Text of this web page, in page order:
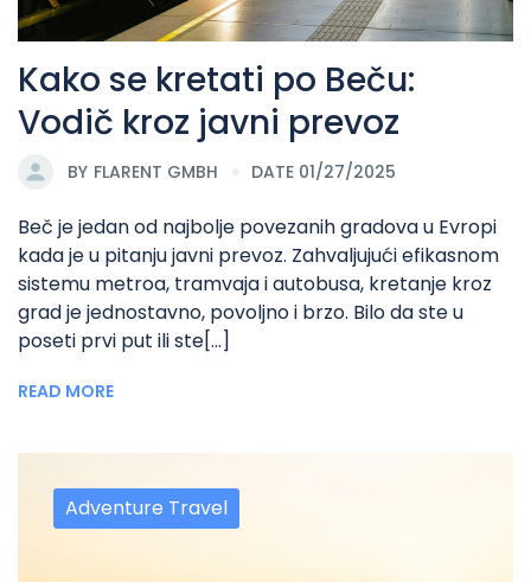
Kako se kretati po Beču:
Vodič kroz javni prevoz
BY FLARENT GMBH DATE 01/27/2025
Beč je jedan od najbolje povezanih gradova u Evropi
kada je u pitanju javni prevoz. Zahvaljujući efikasnom
sistemu metroa, tramvaja i autobusa, kretanje kroz
grad je jednostavno, povoljno i brzo. Bilo da ste u
poseti prvi put ili ste[...]
READ MORE
Adventure Travel